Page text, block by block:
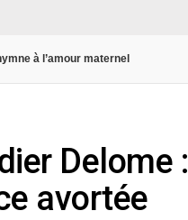
à l’amour maternel
Delome :
avortée